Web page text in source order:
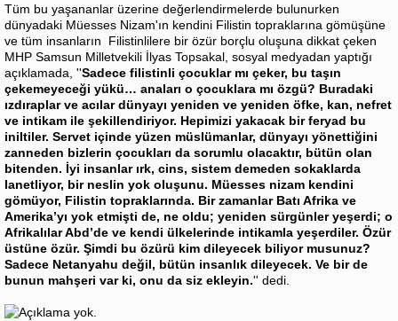
Tüm bu yaşananlar üzerine değerlendirmelerde bulunurken
dünyadaki Müesses Nizam'ın kendini Filistin topraklarına gömüşüne
ve tüm insanların Filistinlilere bir özür borçlu oluşuna dikkat çeken
MHP Samsun Milletvekili İlyas Topsakal, sosyal medyadan yaptığı
açıklamada, ''Sadece filistinli çocuklar mı çeker, bu taşın
çekemeyeceği yükü… anaları o çocuklara mı özgü? Buradaki
ızdıraplar ve acılar dünyayı yeniden ve yeniden öfke, kan, nefret
ve intikam ile şekillendiriyor. Hepimizi yakacak bir feryad bu
iniltiler. Servet içinde yüzen müslümanlar, dünyayı yönettiğini
zanneden bizlerin çocukları da sorumlu olacaktır, bütün olan
bitenden. İyi insanlar ırk, cins, sistem demeden sokaklarda
lanetliyor, bir neslin yok oluşunu. Müesses nizam kendini
gömüyor, Filistin topraklarında. Bir zamanlar Batı Afrika ve
Amerika’yı yok etmişti de, ne oldu; yeniden sürgünler yeşerdi; o
Afrikalılar Abd’de ve kendi ülkelerinde intikamla yeşerdiler. Özür
üstüne özür. Şimdi bu özürü kim dileyecek biliyor musunuz?
Sadece Netanyahu değil, bütün insanlık dileyecek. Ve bir de
bunun mahşeri var ki, onu da siz ekleyin.'' dedi.